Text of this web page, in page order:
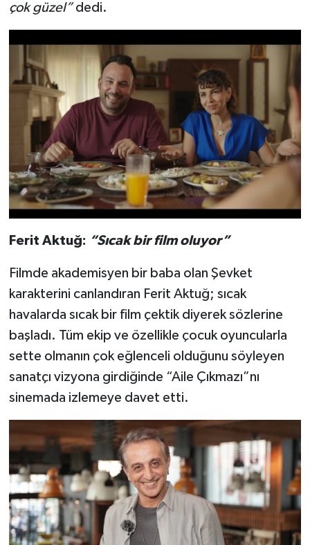
çok güzel”dedi.
Ferit Aktuğ: “Sıcak bir film oluyor”
Filmde akademisyen bir baba olan Şevket
karakterini canlandıran Ferit Aktuğ; sıcak
havalarda sıcak bir film çektik diyerek sözlerine
başladı. Tüm ekip ve özellikle çocuk oyuncularla
sette olmanın çok eğlenceli olduğunu söyleyen
sanatçı vizyona girdiğinde “Aile Çıkmazı”nı
sinemada izlemeye davet etti.